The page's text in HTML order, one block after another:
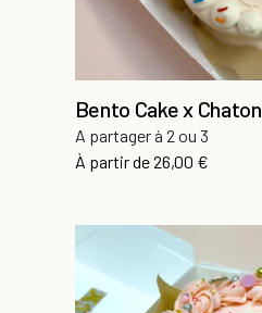
Bento Cake x Chaton
A partager à 2 ou 3
À partir dePrix
26,00 €